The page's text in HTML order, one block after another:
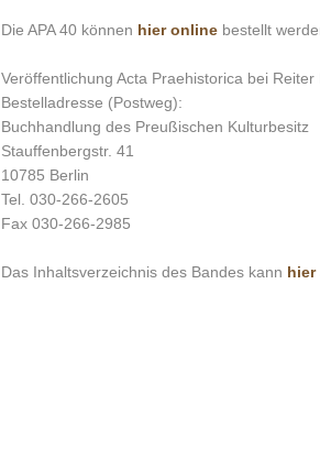
Die APA 40 können hieronline bestellt
Veröffentlichung Acta Praehistorica bei Reiter
Bestelladresse (Postweg):
Buchhandlung des Preußischen Kulturbesitz
Stauffenbergstr. 41
10785 Berlin
Tel. 030-266-2605
Fax 030-266-2985
Das Inhaltsverzeichnis des Bandes kann hier